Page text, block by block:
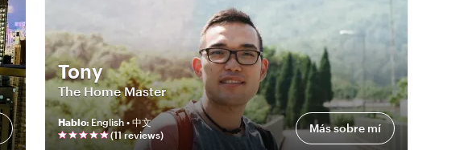
Tony
The Home Master
Hablo:English • 中文
(11reviews) Más sobre mí